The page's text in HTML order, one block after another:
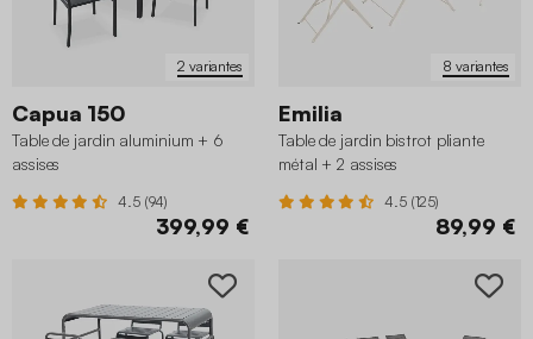
2 variantes
Capua 150
Table de jardin aluminium + 6
assises
4.5 (94)
399,99 €
8 variantes
Emilia
Table de jardin bistrot pliante
métal + 2 assises
4.5 (125)
89,99 €